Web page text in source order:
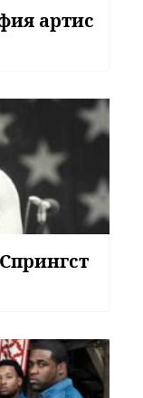
артис